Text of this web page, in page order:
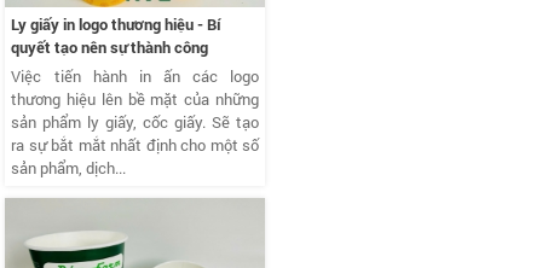
Ly giấy in logo thương hiệu - Bí
quyết tạo nên sự thành công
Việc tiến hành in ấn các logo
thương hiệu lên bề mặt của những
sản phẩm ly giấy, cốc giấy. Sẽ tạo
ra sự bắt mắt nhất định cho một số
sản phẩm, dịch...